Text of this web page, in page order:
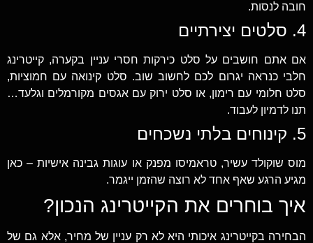
חובה לנסות.
4. סלטים יצירתיים
אם אתם חושבים על סלט כירקות חסרי עניין בקערה, קייטרינג
חלבי כנראה יגרום לכם לחשוב שוב. סלט קינואה עם חמוציות,
סלט חלומי עם רימון, או סלט ירוק עם אגסים מקורמלים וגלעד…
תנו לדמיון לעבוד.
5. קינוחים בלתי נשכחים
מוס שוקולד עשיר, טראמיסו מפנק או עוגות גבינה אישיות – כאן
מגיע הרגע שאף אחד לא רוצה שהזמן ייגמר.
איך בוחרים את הקייטרינג הנכון?
הבחירה בקייטרינג איכותי היא לא רק עניין של מחיר, אלא גם של